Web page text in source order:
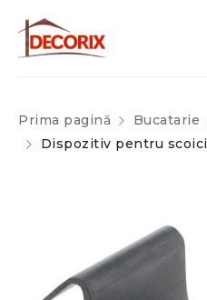
Prima pagină Bucatarie
Dispozitiv pentru scoici